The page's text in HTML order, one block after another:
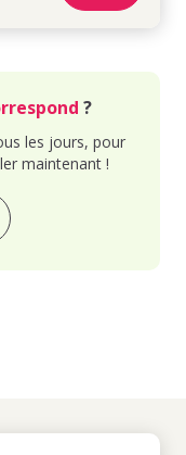
?
les jours, pour
maintenant !